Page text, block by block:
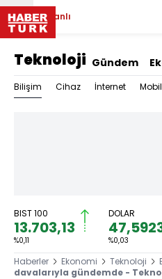
Canlı
Teknoloji Gündem
Bilişim Cihaz İnternet Mobil
BIST 100
13.703,13
%0,11
DOLAR
%0,03
Haberler Ekonomi Teknoloji
davalarıyla gündemde -